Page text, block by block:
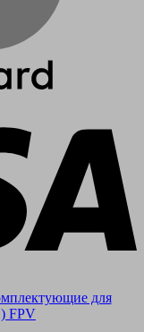
для
FPV